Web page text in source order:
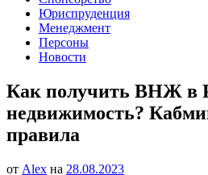
Юриспруденция
Менеджмент
Персоны
Новости
Как получить ВНЖ в
недвижимость?
правила
от Alex на 28.08.2023